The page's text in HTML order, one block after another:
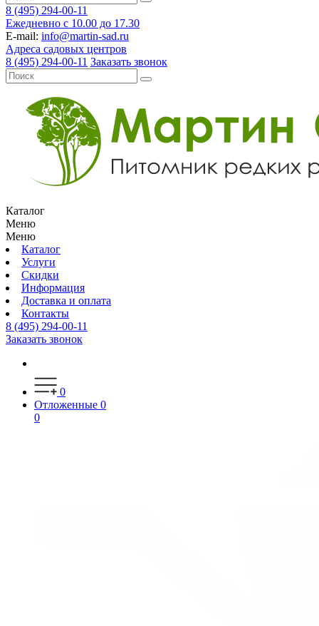
8 (495) 294-00-11
Ежедневно с 10.00 до 17.30
E-mail: info@martin-sad.ru
Адреса садовых центров
8 (495) 294-00-11 Заказать звонок
Каталог
Меню
Меню
Каталог
Услуги
Скидки
Информация
Доставка и оплата
Контакты
8 (495) 294-00-11
Заказать звонок
0
Отложенные 0
0